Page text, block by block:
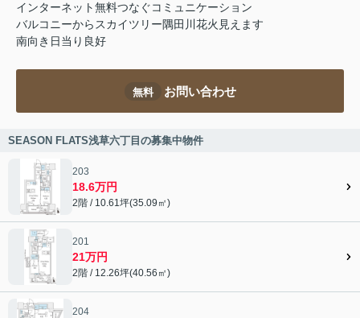
インターネット無料つなぐコミュニケーション
バルコニーからスカイツリー隅田川花火見えます
南向き日当り良好
無料 お問い合わせ
SEASON FLATS浅草六丁目の募集中物件
203
18.6万円
2階 / 10.61坪(35.09㎡)
201
21万円
2階 / 12.26坪(40.56㎡)
204